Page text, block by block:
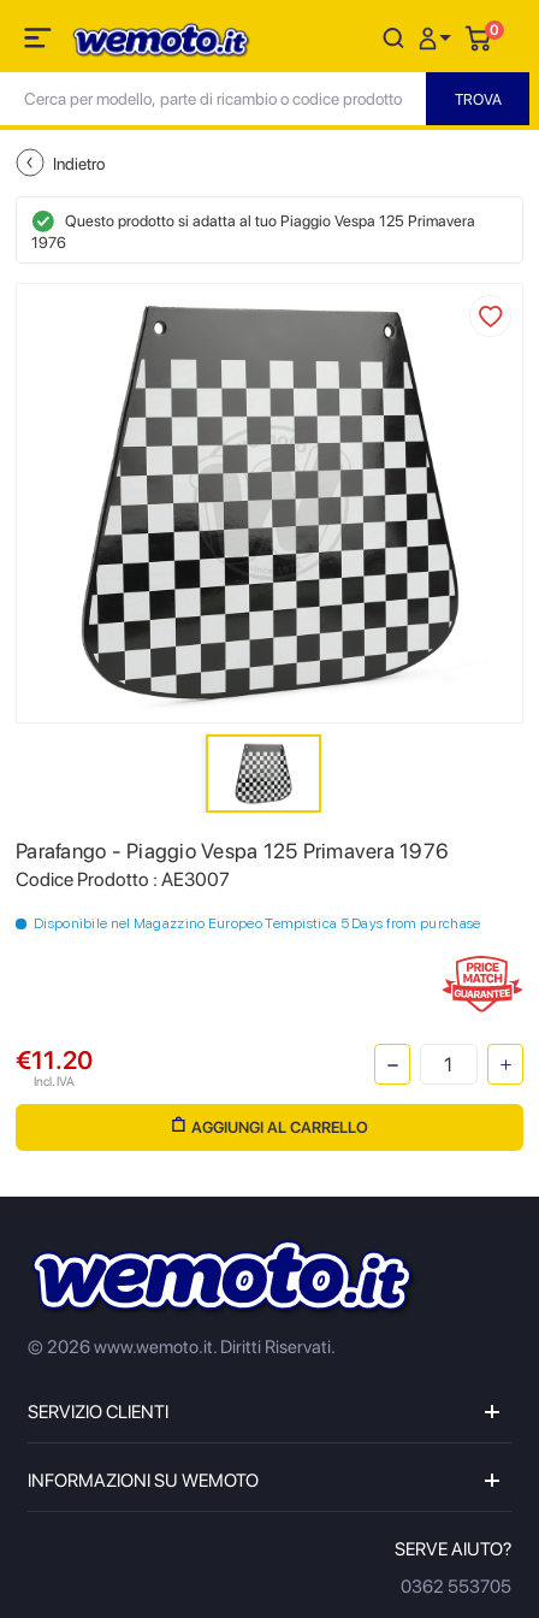
0
Indietro
Questo prodotto si adatta al tuo Piaggio Vespa 125 Primavera
1976
Parafango - Piaggio Vespa 125 Primavera 1976
Codice Prodotto : AE3007
Disponibile nel Magazzino Europeo Tempistica 5 Days from purchase
€11.20
Incl. IVA
AGGIUNGI AL CARRELLO
© 2026 www.wemoto.it. Diritti Riservati.
SERVIZIO CLIENTI
INFORMAZIONI SU WEMOTO
SERVE AIUTO?
0362 553705